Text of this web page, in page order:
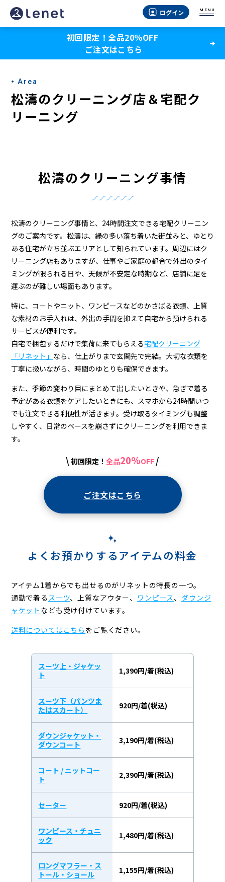
松
濤
ク
リ
ー
配
ク
リ
ー
ニ
ン
グ
ログイン MENU
初回限定！全品20％OFF
ご注文はこちら
Area
松濤のクリーニング店＆宅配ク
リーニング
松濤のクリーニング事情
松濤のクリーニング事情と、24時間注文できる宅配クリーニン
グのご案内です。松濤は、緑の多い落ち着いた街並みと、ゆとり
ある住宅が立ち並ぶエリアとして知られています。周辺にはク
リーニング店もありますが、仕事やご家庭の都合で外出のタイ
ミングが限られる日や、天候が不安定な時期など、店舗に足を
運ぶのが難しい場面もあります。
特に、コートやニット、ワンピースなどのかさばる衣類、上質
な素材のお手入れは、外出の手間を抑えて自宅から預けられる
サービスが便利です。
自宅で梱包するだけで集荷に来てもらえる宅配クリーニング
「リネット」 なら、仕上がりまで玄関先で完結。大切な衣類を
丁寧に扱いながら、時間のゆとりも確保できます。
また、季節の変わり目にまとめて出したいときや、急ぎで着る
予定がある衣類をケアしたいときにも、スマホから24時間いつ
でも注文できる利便性が活きます。受け取るタイミングも調整
しやすく、日常のペースを崩さずにクリーニングを利用できま
す。
\ 初回限定！ 全品20%OFF /
ご注文はこちら
よくお預かりするアイテムの料金
アイテム1着からでも出せるのがリネットの特長の一つ。
通勤で着る スーツ、上質なアウター、 ワンピース 、 ダウンジ
ャケット なども受け付けています。
送料についてはこちら をご覧ください。
スーツ上・ジャケッ
ト
1,390円/着(税込)
スーツ下（パンツま
たはスカート）
920円/着(税込)
ダウンジャケット・
ダウンコート
3,190円/着(税込)
コート / ニットコー
ト
2,390円/着(税込)
セーター 920円/着(税込)
ワンピース・チュニ
ック
1,480円/着(税込)
ロングマフラー・ス
トール・ショール
1,155円/着(税込)